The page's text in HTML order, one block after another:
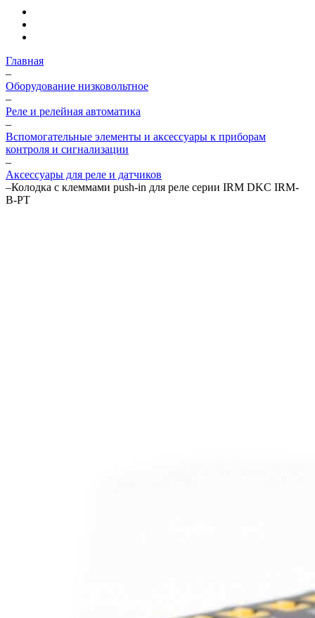
Главная
–
Оборудование низковольтное
–
Реле и релейная автоматика
–
Вспомогательные элементы и аксессуары к приборам
контроля и сигнализации
–
Аксессуары для реле и датчиков
–Колодка с клеммами push-in для реле серии IRM DKC IRM-
B-PT